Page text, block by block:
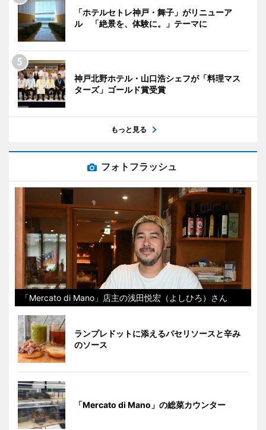
「ホテルセトレ神戸・舞子」がリニューア
ル 「絶景を、体験に。」テーマに
神戸北野ホテル・山口浩シェフが「料理マス
ターズ」ゴールド賞受賞
もっと見る
フォトフラッシュ
「Mercato di Mano」店主の浅田悦宏（よしひろ）さん
ランプレドットに添えるパセリソースと辛み
のソース
「Mercato di Mano」の総菜カウンター